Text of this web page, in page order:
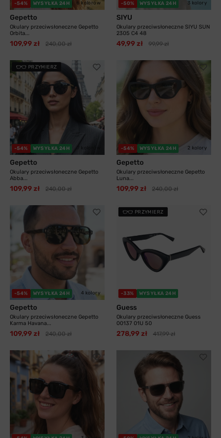
-54% WYSYŁKA 24H 6 kolorów
Gepetto
Okulary przeciwsłoneczne Gepetto
Orbita...
109,99 zł 240,00 zł
-50% WYSYŁKA 24H 3 kolory
SIYU
Okulary przeciwsłoneczne SIYU SUN
2305 C4 48
49,99 zł 99,99 zł
PRZYMIERZ
-54% WYSYŁKA 24H
Gepetto
Okulary przeciwsłoneczne Gepetto
Abba...
109,99 zł 240,00 zł
-54% WYSYŁKA 24H 2 kolory
Gepetto
Okulary przeciwsłoneczne Gepetto
Luna...
109,99 zł 240,00 zł
-54% WYSYŁKA 24H 4 kolory
Gepetto
Okulary przeciwsłoneczne Gepetto
Karma Havana...
109,99 zł 240,00 zł
PRZYMIERZ
-33% WYSYŁKA 24H
Guess
Okulary przeciwsłoneczne Guess
00137 01U 50
278,99 zł 417,99 zł